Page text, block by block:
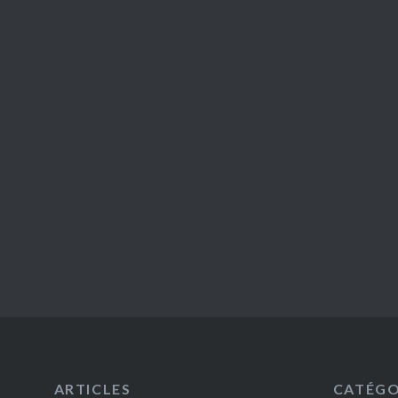
ARTICLES